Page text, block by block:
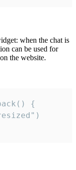
when the chat is
can be used for
the website.
{